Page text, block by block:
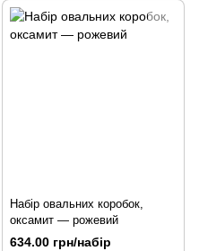
Набір овальних коробок,
оксамит — рожевий
634.00 грн/набір